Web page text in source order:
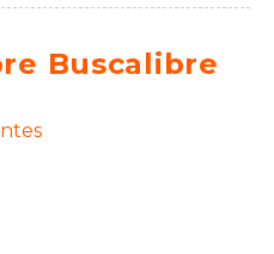
Buscalibre